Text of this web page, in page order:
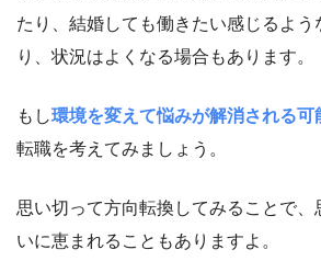
たり、結婚しても働きたい感じるよう
り、状況はよくなる場合もあります。
もし環境を変えて悩みが解消される可
転職を考えてみましょう。
思い切って方向転換してみることで、
いに恵まれることもありますよ。